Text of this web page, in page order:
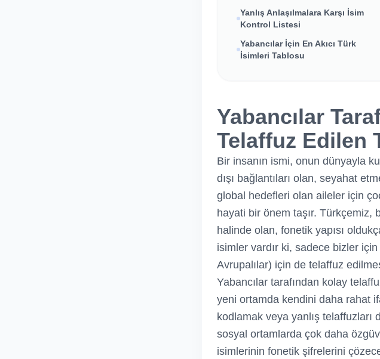
Yanlış Anlaşılmalara Karşı İsim
Kontrol Listesi
Yabancılar İçin En Akıcı Türk
İsimleri Tablosu
Yabancılar
Telaffuz Edilen
Bir insanın ismi, onun dünyayla
dışı bağlantıları olan, seyahat
global hedefleri olan aileler için
hayati bir önem taşır. Türkçemiz,
halinde olan, fonetik yapısı
isimler vardır ki, sadece bizler
Avrupalılar) için de telaffuz
Yabancılar tarafından kolay
yeni ortamda kendini daha rahat
kodlamak veya yanlış
sosyal ortamlarda çok daha
isimlerinin fonetik şifrelerini